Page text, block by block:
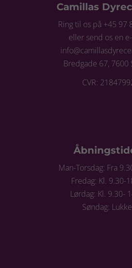
Camillas
Ring til os på +45 97
eller send os en
Bredgade 67, 7600
CVR:
Man-Torsdag: Fra
Fredag: Kl. 9.30-
Lørdag: Kl. 9.30-
Søndag: